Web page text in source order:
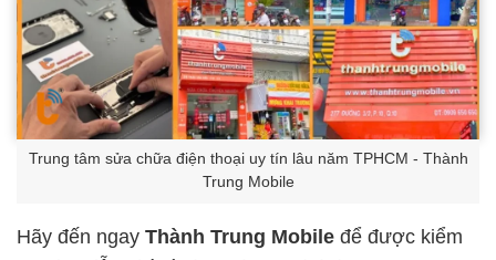
Trung tâm sửa chữa điện thoại uy tín lâu năm TPHCM - Thành
Trung Mobile
Hãy đến ngay Thành Trung Mobile để được kiểm